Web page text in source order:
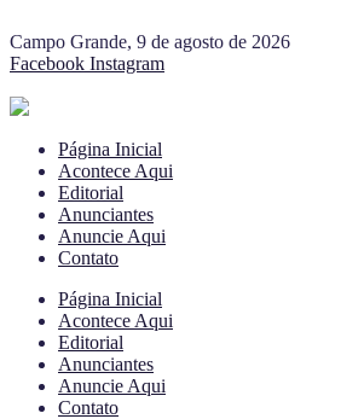
Campo Grande, 9 de agosto de 2026
Facebook Instagram
Página Inicial
Acontece Aqui
Editorial
Anunciantes
Anuncie Aqui
Contato
Página Inicial
Acontece Aqui
Editorial
Anunciantes
Anuncie Aqui
Contato